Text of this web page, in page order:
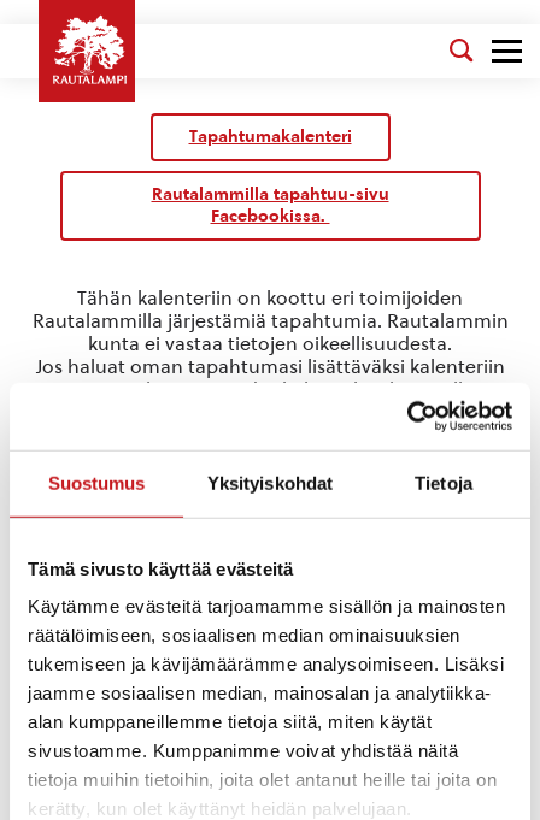
Suostumus Yksityiskohdat Tietoja
Tämä sivusto käyttää evästeitä
Käytämme evästeitä tarjoamamme sisällön ja mainosten
räätälöimiseen, sosiaalisen median ominaisuuksien
tukemiseen ja kävijämäärämme analysoimiseen. Lisäksi
jaamme sosiaalisen median, mainosalan ja analytiikka-
alan kumppaneillemme tietoja siitä, miten käytät
sivustoamme. Kumppanimme voivat yhdistää näitä
tietoja muihin tietoihin, joita olet antanut heille tai joita on
kerätty, kun olet käyttänyt heidän palvelujaan.
Tapahtumakalenteri
Rautalammilla tapahtuu-sivu
Facebookissa.
talkoot
Tapahtumat talkoot
Tapahtumat
NoticeEi tuloksia.
Etsi
aja
Näkymät
navigointi
Etsi
ShowLista
Tuleva
Valitse
päivä.
EdellisetTapahtumat Tänään
Seuraavat
Tähän kalenteriin on koottu eri toimijoiden
Rautalammilla järjestämiä tapahtumia. Rautalammin
kunta ei vastaa tietojen oikeellisuudesta.
Jos haluat oman tapahtumasi lisättäväksi kalenteriin
jätä tapahtuman tiedot linkin takaa löytyvällä